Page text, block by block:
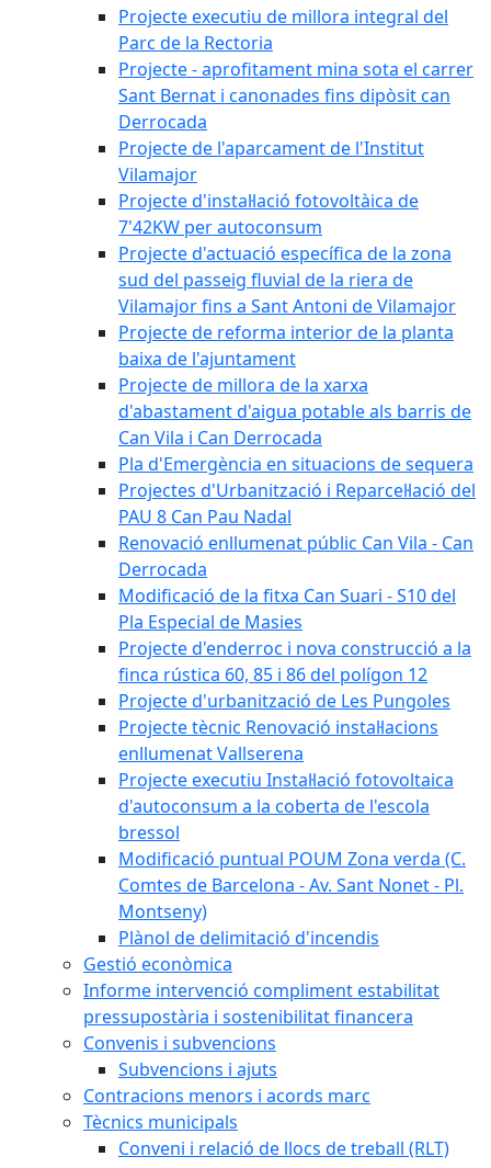
Projecte executiu de millora integral del
Parc de la Rectoria
Projecte - aprofitament mina sota el carrer
Sant Bernat i canonades fins dipòsit can
Derrocada
Projecte de l'aparcament de l'Institut
Vilamajor
Projecte d'instal·lació fotovoltàica de
7'42KW per autoconsum
Projecte d'actuació específica de la zona
sud del passeig fluvial de la riera de
Vilamajor fins a Sant Antoni de Vilamajor
Projecte de reforma interior de la planta
baixa de l'ajuntament
Projecte de millora de la xarxa
d'abastament d'aigua potable als barris de
Can Vila i Can Derrocada
Pla d'Emergència en situacions de sequera
Projectes d'Urbanització i Reparcel·lació del
PAU 8 Can Pau Nadal
Renovació enllumenat públic Can Vila - Can
Derrocada
Modificació de la fitxa Can Suari - S10 del
Pla Especial de Masies
Projecte d'enderroc i nova construcció a la
finca rústica 60, 85 i 86 del polígon 12
Projecte d'urbanització de Les Pungoles
Projecte tècnic Renovació instal·lacions
enllumenat Vallserena
Projecte executiu Instal·lació fotovoltaica
d'autoconsum a la coberta de l'escola
bressol
Modificació puntual POUM Zona verda (C.
Comtes de Barcelona - Av. Sant Nonet - Pl.
Montseny)
Plànol de delimitació d'incendis
Gestió econòmica
Informe intervenció compliment estabilitat
pressupostària i sostenibilitat financera
Convenis i subvencions
Subvencions i ajuts
Contracions menors i acords marc
Tècnics municipals
Conveni i relació de llocs de treball (RLT)